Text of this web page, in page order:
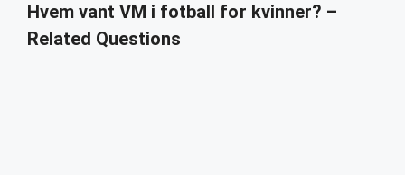
Hvem vant VM i fotball for kvinner? –
Related Questions